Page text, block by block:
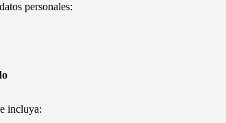
personales:
incluya: